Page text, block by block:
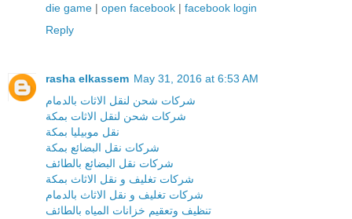
die game | open facebook | facebook login
Reply
rasha elkassem May 31, 2016 at 6:53 AM
شركات شحن لنقل الاثات بالدمام
شركات شحن لنقل الاثات بمكة
نقل موبيليا بمكة
شركات نقل البضائع بمكة
شركات نقل البضائع بالطائف
شركات تغليف و نقل الاثاث بمكة
شركات تغليف و نقل الاثاث بالدمام
تنظيف وتعقيم خزانات المياه بالطائف